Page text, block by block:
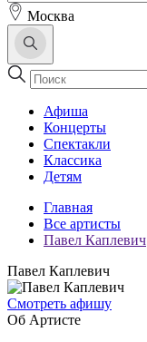
Москва
Афиша
Концерты
Спектакли
Классика
Детям
Главная
Все артисты
Павел Каплевич
Павел Каплевич
Cмотреть афишу
Об Артисте